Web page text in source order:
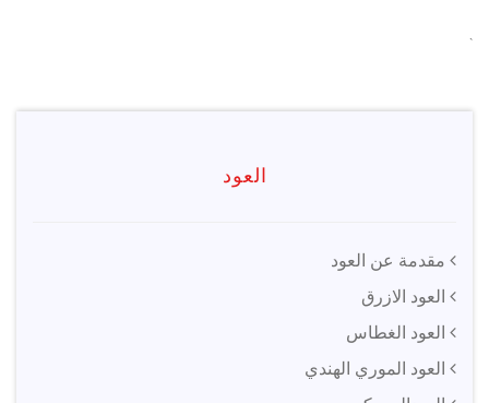
`
العود
مقدمة عن العود
العود الازرق
العود الغطاس
العود الموري الهندي